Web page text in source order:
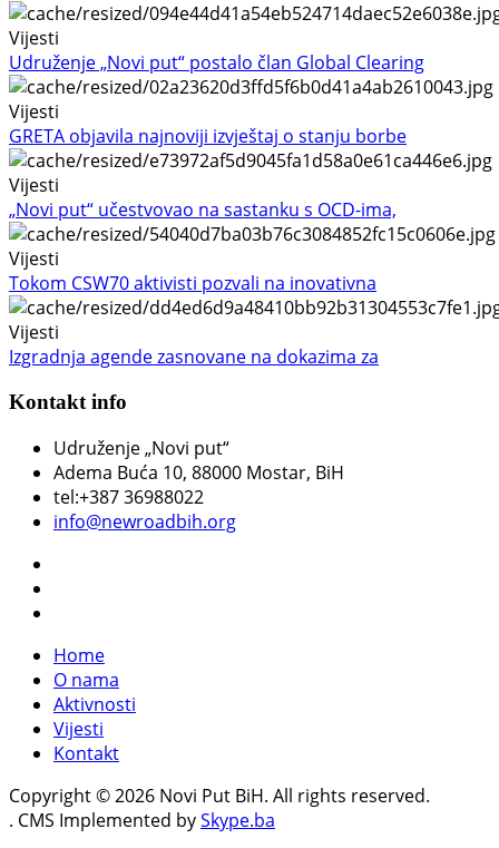
Vijesti
Udruženje „Novi put“ postalo član Global Clearing
Vijesti
GRETA objavila najnoviji izvještaj o stanju borbe
Vijesti
„Novi put“ učestvovao na sastanku s OCD-ima,
Vijesti
Tokom CSW70 aktivisti pozvali na inovativna
Vijesti
Izgradnja agende zasnovane na dokazima za
Kontakt info
Udruženje „Novi put“
Adema Buća 10, 88000 Mostar, BiH
tel:+387 36988022
info@newroadbih.org
Home
O nama
Aktivnosti
Vijesti
Kontakt
Copyright © 2026 Novi Put BiH. All rights reserved.
. CMS Implemented bySkype.ba